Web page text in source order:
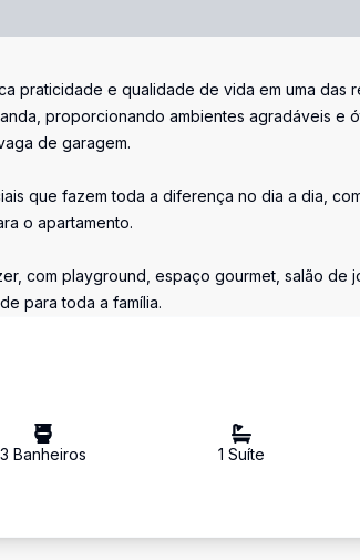
praticidade e qualidade de vida em uma das
proporcionando ambientes agradáveis e
de garagem.
que fazem toda a diferença no dia a dia,
o apartamento.
com playground, espaço gourmet, salão de
para toda a família.
3 Banheiros 1 Suíte